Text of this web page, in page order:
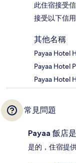
此住宿接受
接受以下信
其他名稱
Payaa Hotel
Payaa Hotel
Payaa Hotel
常見問題
Payaa 飯店
是的，住宿提